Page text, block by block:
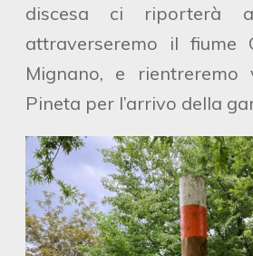
discesa ci riporterà
attraverseremo il fiume
Mignano, e
Pineta per l’arrivo della